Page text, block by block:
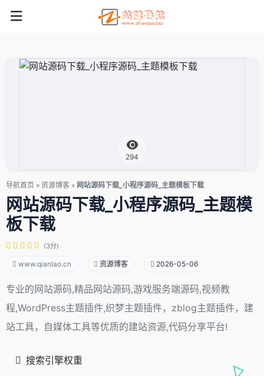
294
导航首页 » 资源博客 » 网站源码下载_小程序源码_主题模板下载
网站源码下载_小程序源码_主题模
板下载
(3分)
www.qianlao.cn 资源博客 2026-05-06
专业的网站源码,精品网站源码,游戏服务端源码,视频教
程,WordPress主题插件,织梦主题插件，zblog主题插件，建
站工具，自媒体工具等优质的建站资源,代码分享平台!
搜索引擎权重